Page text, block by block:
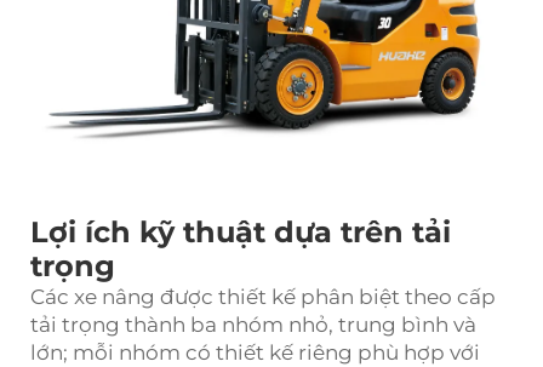
Lợi ích kỹ thuật dựa trên tải
trọng
Các xe nâng được thiết kế phân biệt theo cấp
tải trọng thành ba nhóm nhỏ, trung bình và
lớn; mỗi nhóm có thiết kế riêng phù hợp với